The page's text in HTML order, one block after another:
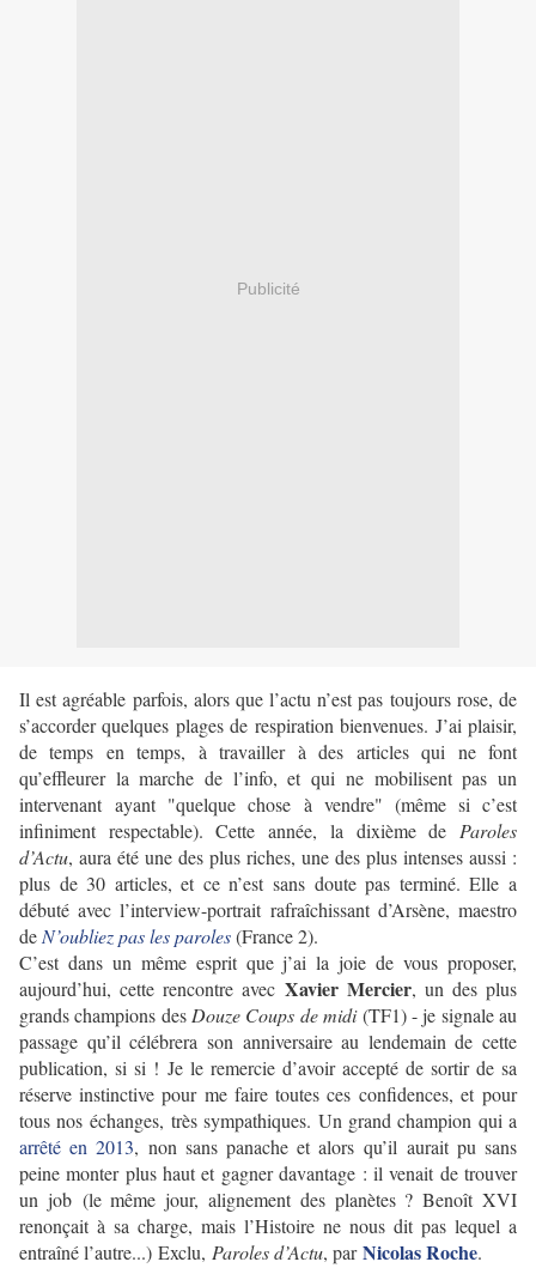
Publicité
Il est agréable parfois, alors que l’actu n’est pas toujours rose, de
s’accorder quelques plages de respiration bienvenues. J’ai plaisir,
de temps en temps, à travailler à des articles qui ne font
qu’effleurer la marche de l’info, et qui ne mobilisent pas un
intervenant ayant "quelque chose à vendre" (même si c’est
infiniment respectable). Cette année, la dixième de Paroles
d’Actu, aura été une des plus riches, une des plus intenses aussi :
plus de 30 articles, et ce n’est sans doute pas terminé. Elle a
débuté avec l’interview-portrait rafraîchissant d’Arsène, maestro
de N’oubliez pas les paroles(France 2).
C’est dans un même esprit que j’ai la joie de vous proposer,
aujourd’hui, cette rencontre avec Xavier Mercier, un des plus
grands champions des Douze Coups de midi(TF1) - je signale au
passage qu’il célébrera son anniversaire au lendemain de cette
publication, si si ! Je le remercie d’avoir accepté de sortir de sa
réserve instinctive pour me faire toutes ces confidences, et pour
tous nos échanges, très sympathiques. Un grand champion qui a
arrêté en 2013, non sans panache et alorsqu’il aurait pu sans
peine monter plus haut et gagner davantage : il venait de trouver
un job(le même jour, alignement des planètes ? Benoît XVI
renonçait à sa charge, mais l’Histoire ne nous dit pas lequel a
entraîné l’autre...) Exclu, Paroles d’Actu, parNicolas Roche.